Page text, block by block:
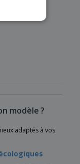
modèle ?
adaptés à vos